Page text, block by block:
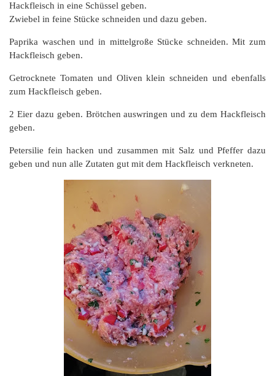
Hackfleisch in eine Schüssel geben.
Zwiebel in feine Stücke schneiden und dazu geben.
Paprika waschen und in mittelgroße Stücke schneiden. Mit zum
Hackfleisch geben.
Getrocknete Tomaten und Oliven klein schneiden und ebenfalls
zum Hackfleisch geben.
2 Eier dazu geben. Brötchen auswringen und zu dem Hackfleisch
geben.
Petersilie fein hacken und zusammen mit Salz und Pfeffer dazu
geben und nun alle Zutaten gut mit dem Hackfleisch verkneten.